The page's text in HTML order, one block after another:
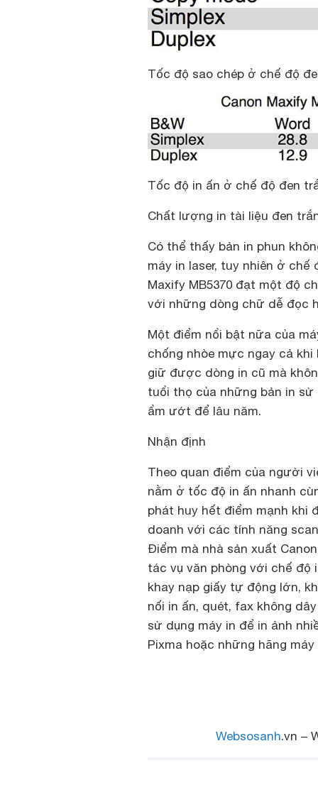
Tốc độ sao chép ở chế độ
Tốc độ in ấn ở chế độ đen
Chất lượng in tài liệu đen
Có thể thấy bản in phun
máy in laser, tuy nhiên ở
Maxify MB5370 đạt một độ
với những dòng chữ dễ đọc
Một điểm nổi bật nữa của
chống nhòe mực ngay cả
giữ được dòng in cũ mà
tuổi thọ của những bản in
ẩm ướt để lâu năm.
Nhận định
Theo quan điểm của người
nằm ở tốc độ in ấn nhanh
phát huy hết điểm mạnh khi
doanh với các tính năng
Điểm mà nhà sản xuất
tác vụ văn phòng với chế
khay nạp giấy tự động lớn,
nối in ấn, quét, fax không
sử dụng máy in để in ảnh
Pixma hoặc những hãng
Websosanh.vn –